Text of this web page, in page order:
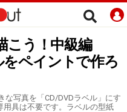
こう！中級編
をペイントで作ろ
写真を「CD/DVDラベル」にす
具は不要です。ラベルの型紙